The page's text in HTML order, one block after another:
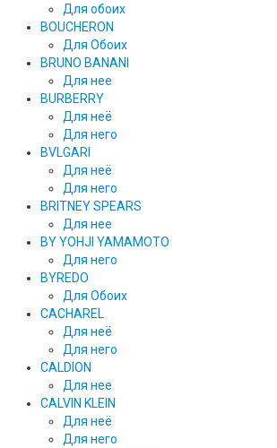
Для обоих
BOUCHERON
Для Обоих
BRUNO BANANI
Для нее
BURBERRY
Для неё
Для него
BVLGARI
Для неё
Для него
BRITNEY SPEARS
Для нее
BY YOHJI YAMAMOTO
Для него
BYREDO
Для Обоих
CACHAREL
Для неё
Для него
CALDION
Для нее
CALVIN KLEIN
Для неё
Для него